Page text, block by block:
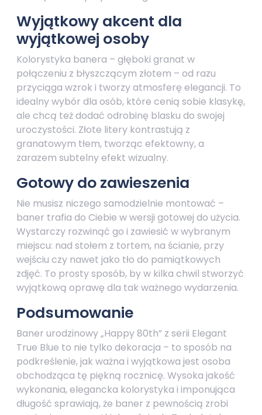
Wyjątkowy akcent dla
wyjątkowej osoby
Kolorystyka banera – głęboki granat w
połączeniu z błyszczącym złotem – od razu
przyciąga wzrok i tworzy atmosferę elegancji. To
idealny wybór dla osób, które cenią sobie klasykę,
ale chcą też dodać odrobinę blasku do swojej
uroczystości. Złote litery kontrastują z
granatowym tłem, tworząc efektowny, a
zarazem subtelny efekt wizualny.
Gotowy do zawieszenia
Nie musisz niczego samodzielnie montować –
baner trafia do Ciebie w wersji gotowej do użycia.
Wystarczy rozwinąć go i zawiesić w wybranym
miejscu: nad stołem z tortem, na ścianie, przy
wejściu czy nawet jako tło do pamiątkowych
zdjęć. To prosty sposób, by w kilka chwil stworzyć
wyjątkową oprawę dla tak ważnego wydarzenia.
Podsumowanie
Baner urodzinowy „Happy 80th” z serii Elegant
True Blue to nie tylko dekoracja – to sposób na
podkreślenie, jak ważna i wyjątkowa jest osoba
obchodząca tę piękną rocznicę. Wysoka jakość
wykonania, elegancka kolorystyka i imponująca
długość sprawiają, że baner z pewnością zrobi